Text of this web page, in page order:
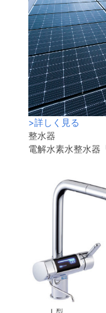
>詳しく見る
整水器
電解水素水整水器